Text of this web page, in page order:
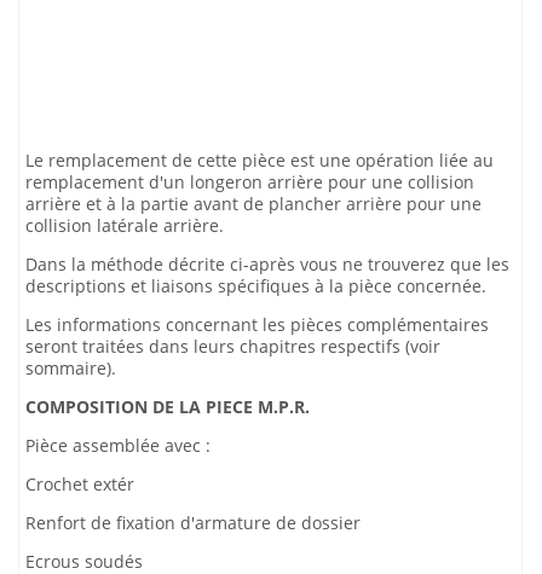
Le remplacement de cette pièce est une opération liée au
remplacement d'un longeron arrière pour une collision
arrière et à la partie avant de plancher arrière pour une
collision latérale arrière.
Dans la méthode décrite ci-après vous ne trouverez que les
descriptions et liaisons spécifiques à la pièce concernée.
Les informations concernant les pièces complémentaires
seront traitées dans leurs chapitres respectifs (voir
sommaire).
COMPOSITION DE LA PIECE M.P.R.
Pièce assemblée avec :
Crochet extér
Renfort de fixation d'armature de dossier
Ecrous soudés